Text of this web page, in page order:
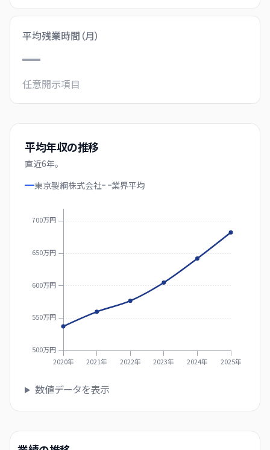
平均残業時間（月）
—
任意開示項目
平均年収の推移
直近6年。
東京製綱株式会社
業界平均
500万円
550万円
600万円
650万円
700万円
2020年 2021年 2022年 2023年 2024年 2025年
数値データを表示